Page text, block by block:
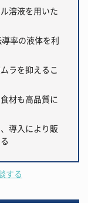
溶液を用いた
率の液体を利
ラを抑えるこ
材も高品質に
導入により販
する